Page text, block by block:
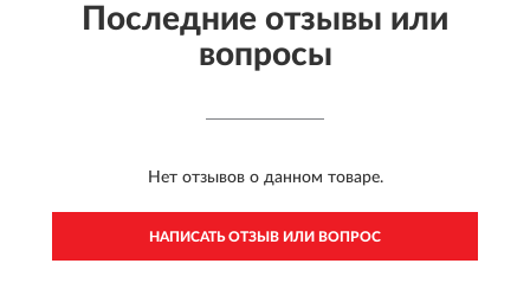
Последние отзывы или
вопросы
Нет отзывов о данном товаре.
НАПИСАТЬ ОТЗЫВ ИЛИ ВОПРОС